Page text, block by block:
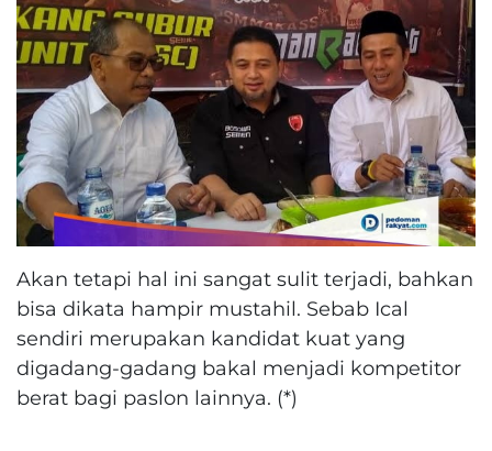
Akan tetapi hal ini sangat sulit terjadi, bahkan
bisa dikata hampir mustahil. Sebab Ical
sendiri merupakan kandidat kuat yang
digadang-gadang bakal menjadi kompetitor
berat bagi paslon lainnya. (*)